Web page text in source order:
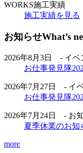
WORKS施工実績
施工実績を見る
お知らせWhat’s
2026年8月3日 - イベ
お仕事発見隊
2026年7月27日 - イ
お仕事発見隊
2026年7月24日 - お
夏季休業のお知
more